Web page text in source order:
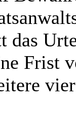
das
Frist